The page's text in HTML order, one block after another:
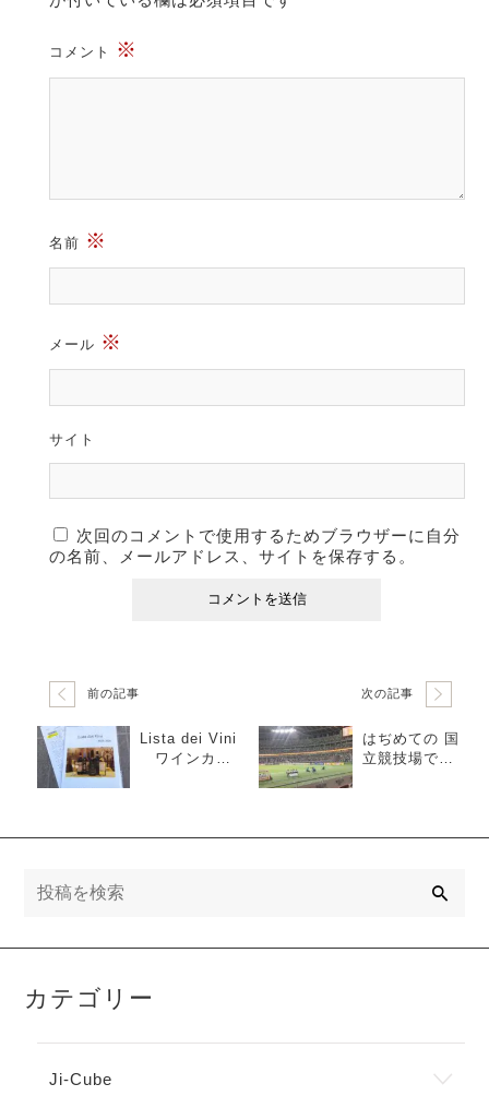
コメント ※
名前 ※
メール ※
サイト
次回のコメントで使用するためブラウザーに自分
の名前、メールアドレス、サイトを保存する。
前の記事
Lista dei Vini
ワインカタ
次の記事
はぢめての 国
立競技場で、
カテゴリー
Ji-Cube